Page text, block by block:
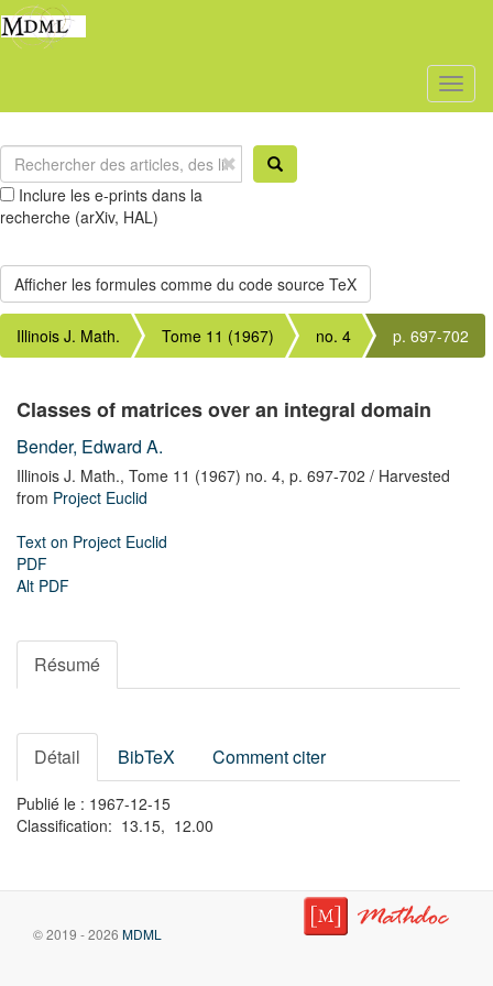
Inclure les e-prints dans la
recherche (arXiv, HAL)
Illinois J. Math. Tome 11 (1967) no. 4 p. 697-702
Classes of matrices over an integral domain
Bender, Edward A.
Illinois J. Math., Tome 11 (1967) no. 4, p. 697-702 / Harvested
from Project Euclid
Text on Project Euclid
PDF
Alt PDF
Résumé
Détail BibTeX Comment citer
Publié le : 1967-12-15
Classification: 13.15, 12.00
© 2019 - 2026 MDML